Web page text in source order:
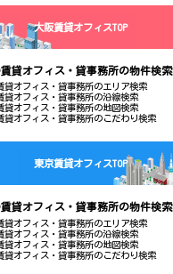
大阪賃貸オフィスTOP
貸オフィス・貸事務所の物件検索
貸オフィス・貸事務所のエリア検索
貸オフィス・貸事務所の沿線検索
貸オフィス・貸事務所の地図検索
貸オフィス・貸事務所のこだわり検索
東京賃貸オフィスTOP
貸オフィス・貸事務所の物件検索
貸オフィス・貸事務所のエリア検索
貸オフィス・貸事務所の沿線検索
貸オフィス・貸事務所の地図検索
貸オフィス・貸事務所のこだわり検索